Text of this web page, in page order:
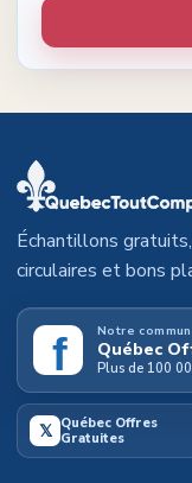
Échantillons
circulaires et bons
f Notre
Québec
Plus de 100
𝕏 Québec Offres
Gratuites